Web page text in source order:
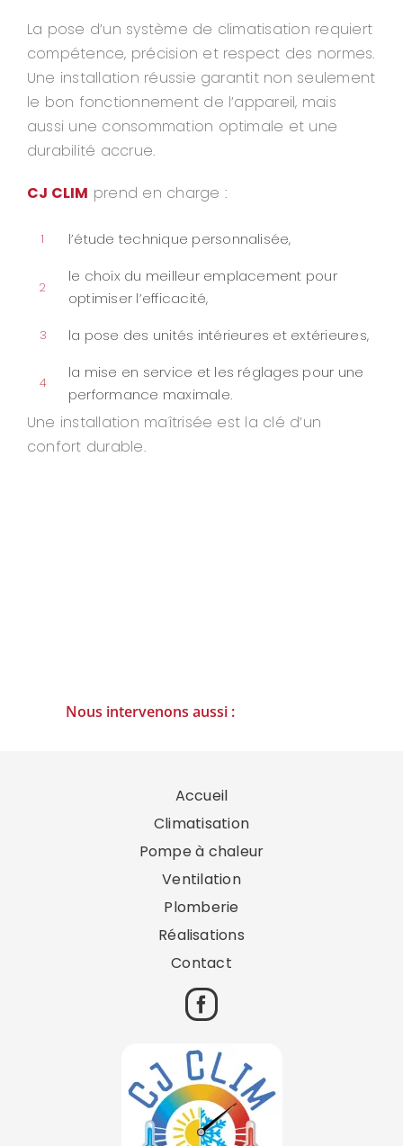
La pose d’un système de climatisation requiert
compétence, précision et respect des normes.
Une installation réussie garantit non seulement
le bon fonctionnement de l’appareil, mais
aussi une consommation optimale et une
durabilité accrue.
CJ CLIM prend en charge :
1 l’étude technique personnalisée,
2
le choix du meilleur emplacement pour
optimiser l’efficacité,
3 la pose des unités intérieures et extérieures,
4
la mise en service et les réglages pour une
performance maximale.
Une installation maîtrisée est la clé d’un
confort durable.
Nous intervenons aussi :
Accueil
Climatisation
Pompe à chaleur
Ventilation
Plomberie
Réalisations
Contact